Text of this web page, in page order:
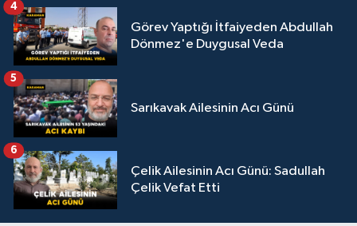
Görev Yaptığı İtfaiyeden Abdullah
Dönmez'e Duygusal Veda
4
Sarıkavak Ailesinin Acı Günü
5
Çelik Ailesinin Acı Günü: Sadullah
Çelik Vefat Etti
6